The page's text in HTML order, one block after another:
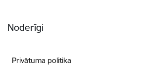
Noderīgi
Privātuma politika